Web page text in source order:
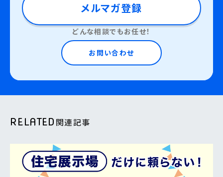
メルマガ登録
どんな相談でもお任せ！
お問い合わせ
RELATED 関連記事